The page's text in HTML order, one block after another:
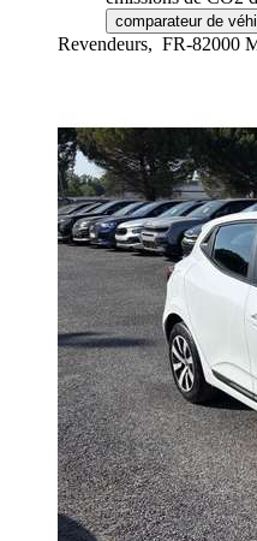
comparateur de
Revendeurs, FR-82000